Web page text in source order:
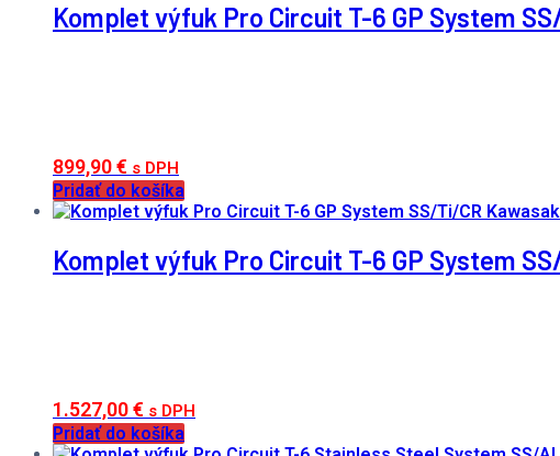
Komplet výfuk Pro Circuit T-6 GP System
899,90€ s DPH
Pridať do košíka
Komplet výfuk Pro Circuit T-6 GP System
1.527,00€ s DPH
Pridať do košíka